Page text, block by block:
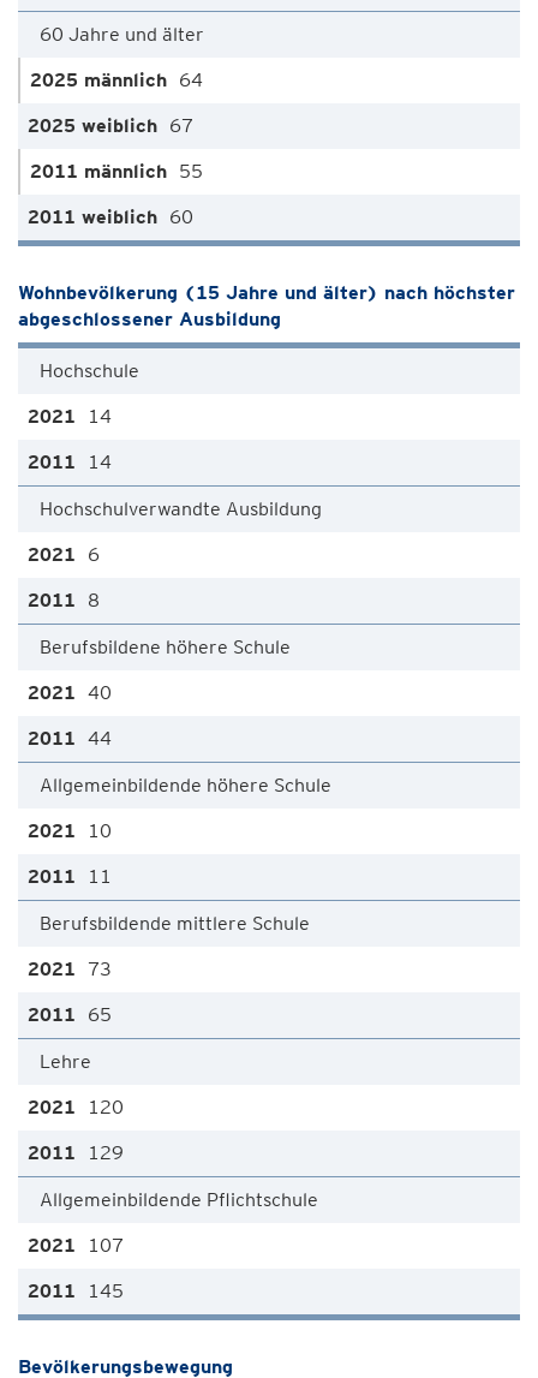
60 Jahre und älter
64
67
55
60
Wohnbevölkerung (15 Jahre und älter) nach höchster
abgeschlossener Ausbildung
Hochschule
14
14
Hochschulverwandte Ausbildung
6
8
Berufsbildene höhere Schule
40
44
Allgemeinbildende höhere Schule
10
11
Berufsbildende mittlere Schule
73
65
Lehre
120
129
Allgemeinbildende Pflichtschule
107
145
Bevölkerungsbewegung